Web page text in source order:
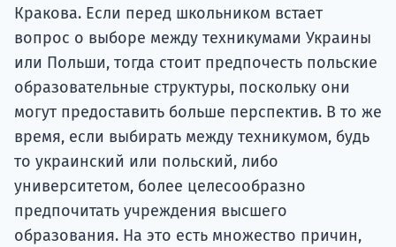
Кракова. Если перед школьником встает
вопрос о выборе между техникумами Украины
или Польши, тогда стоит предпочесть польские
образовательные структуры, поскольку они
могут предоставить больше перспектив. В то же
время, если выбирать между техникумом, будь
то украинский или польский, либо
университетом, более целесообразно
предпочитать учреждения высшего
образования. На это есть множество причин,